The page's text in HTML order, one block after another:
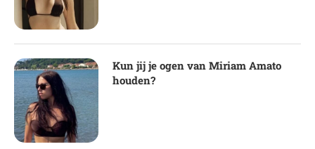
Kun jij je ogen van Miriam Amato
houden?